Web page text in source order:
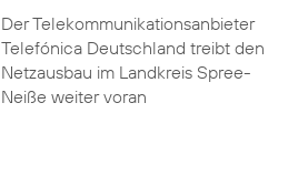
Der Telekommunikationsanbieter
Telefónica Deutschland treibt den
Netzausbau im Landkreis Spree-
Neiße weiter voran